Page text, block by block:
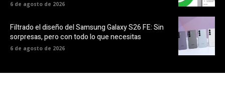
6 de agosto de 2026
Filtrado el diseño del Samsung Galaxy S26 FE: Sin
sorpresas, pero con todo lo que necesitas
6 de agosto de 2026